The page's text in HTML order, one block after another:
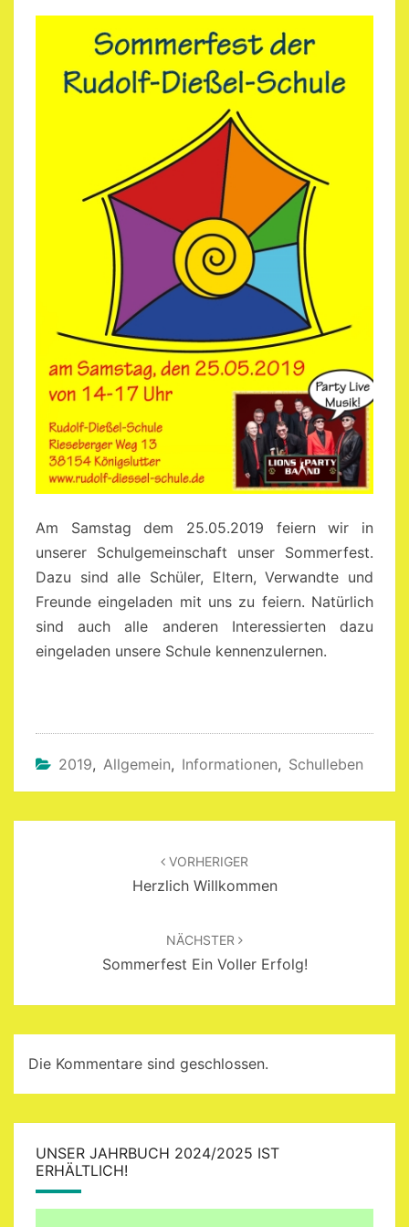
Am Samstag dem 25.05.2019 feiern wir in
unserer Schulgemeinschaft unser Sommerfest.
Dazu sind alle Schüler, Eltern, Verwandte und
Freunde eingeladen mit uns zu feiern. Natürlich
sind auch alle anderen Interessierten dazu
eingeladen unsere Schule kennenzulernen.
2019, Allgemein, Informationen, Schulleben
VORHERIGER
Herzlich Willkommen
NÄCHSTER
Sommerfest Ein Voller Erfolg!
Die Kommentare sind geschlossen.
UNSER JAHRBUCH 2024/2025 IST
ERHÄLTLICH!